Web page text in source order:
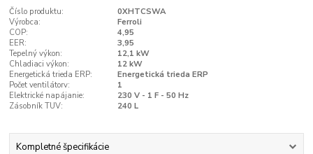
Číslo produktu:
0XHTCSWA
Výrobca:
Ferroli
COP:
4,95
EER:
3,95
Tepelný výkon:
12,1 kW
Chladiaci výkon:
12 kW
Energetická trieda ERP:
Energetická trieda ERP
Počet ventilátorv:
1
Elektrické napájanie:
230 V - 1 F - 50 Hz
Zásobník TUV:
240 L
Kompletné špecifikácie